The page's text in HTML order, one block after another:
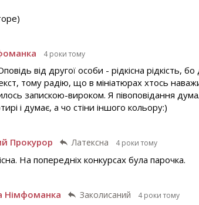
4 роки тому
від другої особи - рідкісна рідкість,
тому радію, що в мініатюрах хтось
запискою-вироком. Я півоповідання
і думає, а чо стіни іншого кольору:)
Прокурор Латексна 4 роки тому
На попередніх конкурсах була парочка.
Німфоманка Заколисаний 4 роки тому